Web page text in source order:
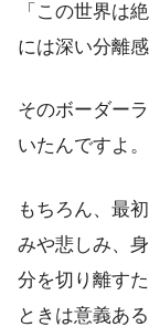
「この世界は
には深い分離
そのボーダー
いたんですよ。
もちろん、最
みや悲しみ、
分を切り離す
ときは意義あ